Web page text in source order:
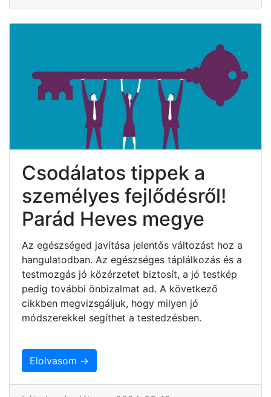
Csodálatos tippek a
személyes fejlődésről!
Parád Heves megye
Az egészséged javítása jelentős változást hoz a
hangulatodban. Az egészséges táplálkozás és a
testmozgás jó közérzetet biztosít, a jó testkép
pedig további önbizalmat ad. A következő
cikkben megvizsgáljuk, hogy milyen jó
módszerekkel segíthet a testedzésben.
Elolvasom →